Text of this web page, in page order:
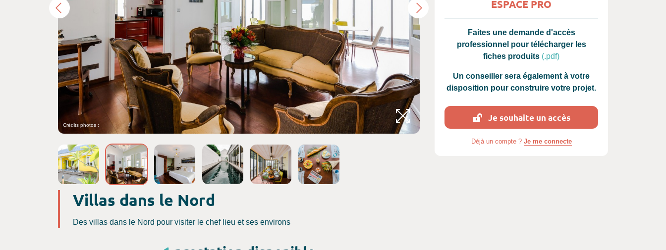
ESPACE PRO
Faites une demande d'accès
professionnel pour télécharger les
fiches produits (.pdf)
Un conseiller sera également à votre
disposition pour construire votre projet.
Je souhaite un accès
Déjà un compte ? Je me connecte
Crédits photos : Crédits photos :
Villas dans le Nord
Des villas dans le Nord pour visiter le chef lieu et ses environs